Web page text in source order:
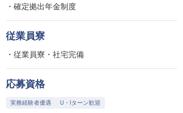
・確定拠出年金制度
従業員寮
・従業員寮・社宅完備
応募資格
実務経験者優遇 U・Iターン歓迎